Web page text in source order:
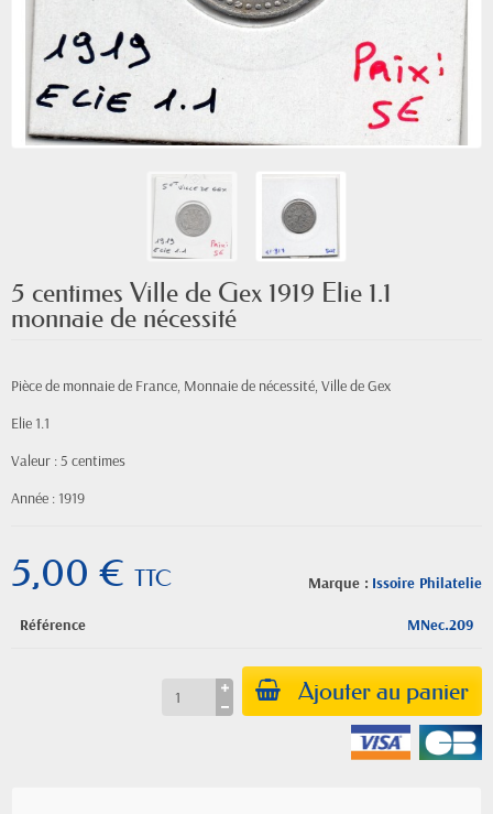
5 centimes Ville de Gex 1919 Elie 1.1
monnaie de nécessité
Pièce de monnaie de France, Monnaie de nécessité, Ville de Gex
Elie 1.1
Valeur : 5 centimes
Année : 1919
Marque : Issoire Philatelie
5,00 € TTC
Référence MNec.209
Ajouter au panier